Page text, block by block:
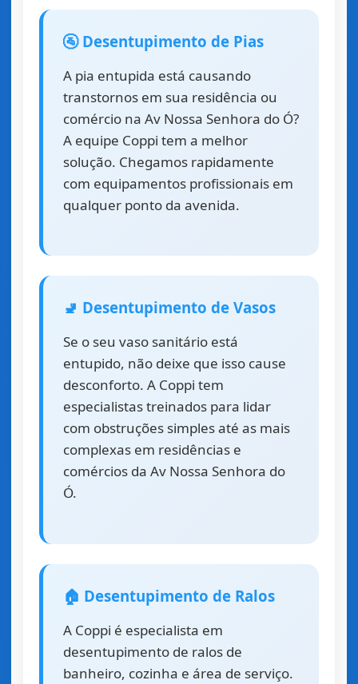
🚰 Desentupimento de Pias
A pia entupida está causando
transtornos em sua residência ou
comércio na Av Nossa Senhora do Ó?
A equipe Coppi tem a melhor
solução. Chegamos rapidamente
com equipamentos profissionais em
qualquer ponto da avenida.
🚽 Desentupimento de Vasos
Se o seu vaso sanitário está
entupido, não deixe que isso cause
desconforto. A Coppi tem
especialistas treinados para lidar
com obstruções simples até as mais
complexas em residências e
comércios da Av Nossa Senhora do
Ó.
🏠 Desentupimento de Ralos
A Coppi é especialista em
desentupimento de ralos de
banheiro, cozinha e área de serviço.